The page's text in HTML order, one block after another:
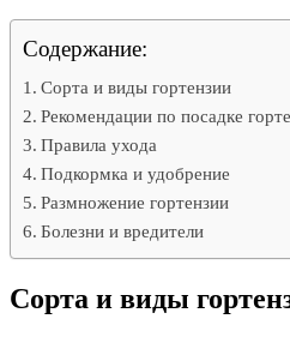
Содержание:
Сорта и виды гортензии
Рекомендации по посадке
Правила ухода
Подкормка и удобрение
Размножение гортензии
Болезни и вредители
Сорта и виды